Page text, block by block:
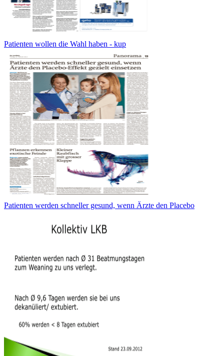
Patienten wollen die Wahl haben - kup
Patienten werden schneller gesund, wenn Ärzte den Placebo